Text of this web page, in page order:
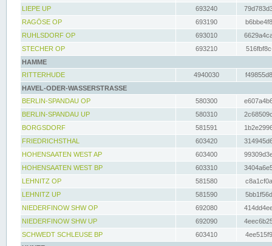
LIEPE UP
693240
RAGÖSE OP
693190
RUHLSDORF OP
693010
STECHER OP
693210
HAMME
RITTERHUDE
4940030
HAVEL-ODER-WASSERSTRASSE
BERLIN-SPANDAU OP
580300
BERLIN-SPANDAU UP
580310
BORGSDORF
581591
FRIEDRICHSTHAL
603420
HOHENSAATEN WEST AP
603400
HOHENSAATEN WEST BP
603310
LEHNITZ OP
581580
LEHNITZ UP
581590
NIEDERFINOW SHW OP
692080
NIEDERFINOW SHW UP
692090
SCHWEDT SCHLEUSE BP
603410